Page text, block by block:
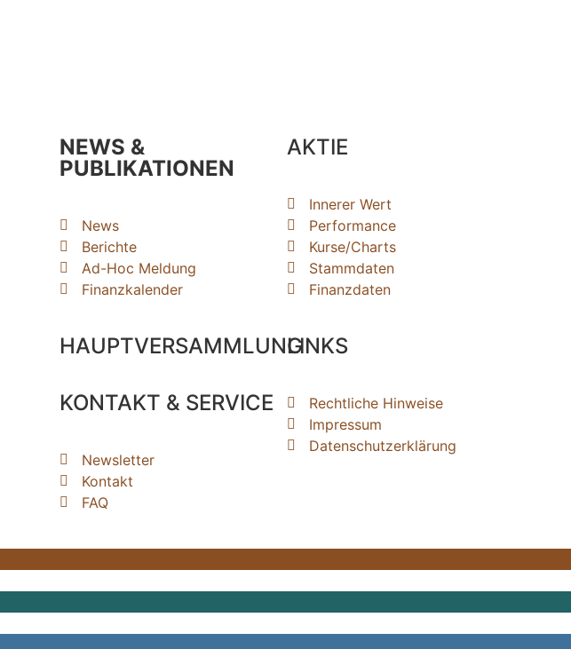
NEWS &
PUBLIKATIONEN
News
Berichte
Ad-Hoc Meldung
Finanzkalender
HAUPTVERSAMMLUNG
KONTAKT & SERVICE
Newsletter
Kontakt
FAQ
AKTIE
Innerer Wert
Performance
Kurse/Charts
Stammdaten
Finanzdaten
LINKS
Rechtliche Hinweise
Impressum
Datenschutzerklärung